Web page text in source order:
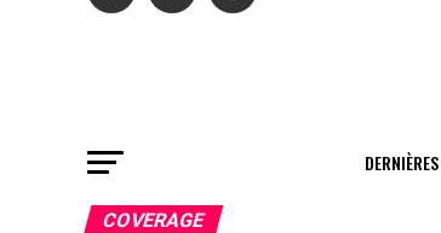
COVERAGE